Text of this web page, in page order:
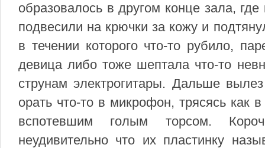
образовалось в другом конце зала, где
подвесили на крючки за кожу и
в течении которого что-то рубило,
девица либо тоже шептала что-то
струнам электрогитары. Дальше
орать что-то в микрофон, трясясь как
вспотевшим голым торсом.
неудивительно что их пластинку